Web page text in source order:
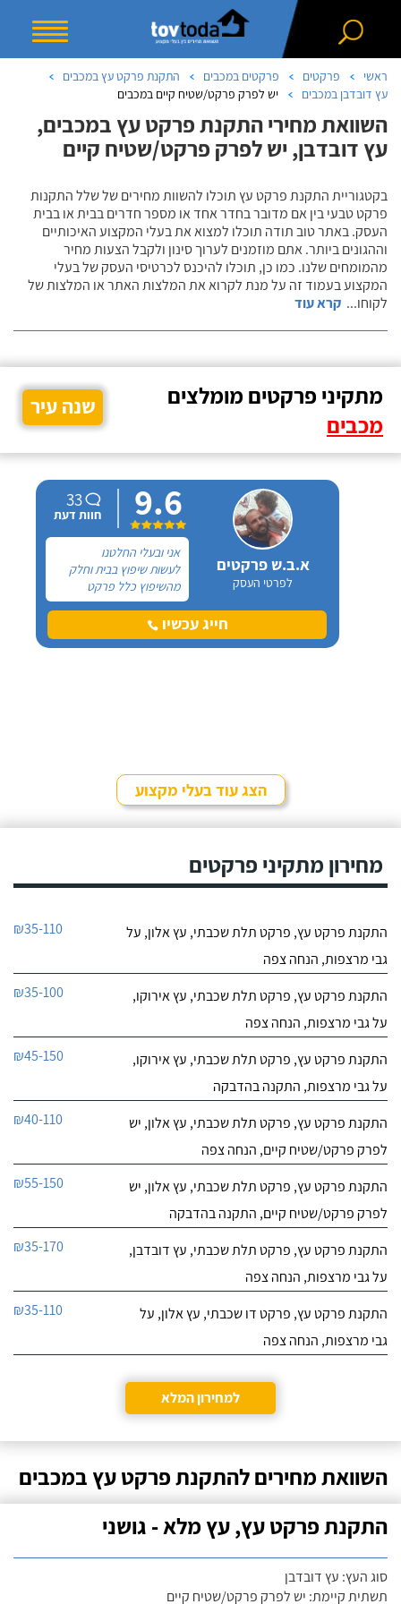
ראשי פרקטים פרקטים במכבים
התקנת פרקט עץ במכבים
עץ דובדבן במכבים
יש לפרק פרקט/שטיח קיים במכבים
השוואת מחירי התקנת פרקט עץ במכבים,
עץ דובדבן, יש לפרק פרקט/שטיח קיים
בקטגוריית התקנת פרקט עץ תוכלו להשוות מחירים של שלל התקנות
פרקט טבעי בין אם מדובר בחדר אחד או מספר חדרים בבית או בבית
העסק. באתר טוב תודה תוכלו למצוא את בעלי המקצוע האיכותיים
וההגונים ביותר. אתם מוזמנים לערוך סינון ולקבל הצעות מחיר
מהמומחים שלנו. כמו כן, תוכלו להיכנס לכרטיסי העסק של בעלי
המקצוע בעמוד זה על מנת לקרוא את המלצות האתר או המלצות של
לקוחו... קרא עוד
מתקיני פרקטים מומלצים
מכבים
שנה עיר
א.ב.ש פרקטים
לפרטי העסק
9.6
33
חוות דעת
אני ובעלי החלטנו
לעשות שיפוץ בבית וחלק
מהשיפוץ כלל פרקט
למינציה שיותקן מעל
הריצוף (הישן) הקיים. קנינו
את הפרקט מחנות חיצונית
חייג עכשיו
הצג עוד בעלי מקצוע
מחירון מתקיני פרקטים
התקנת פרקט עץ, פרקט תלת שכבתי, עץ אלון, על
גבי מרצפות, הנחה צפה
₪35-110
התקנת פרקט עץ, פרקט תלת שכבתי, עץ אירוקו,
על גבי מרצפות, הנחה צפה
₪35-100
התקנת פרקט עץ, פרקט תלת שכבתי, עץ אירוקו,
על גבי מרצפות, התקנה בהדבקה
₪45-150
התקנת פרקט עץ, פרקט תלת שכבתי, עץ אלון, יש
לפרק פרקט/שטיח קיים, הנחה צפה
₪40-110
התקנת פרקט עץ, פרקט תלת שכבתי, עץ אלון, יש
לפרק פרקט/שטיח קיים, התקנה בהדבקה
₪55-150
התקנת פרקט עץ, פרקט תלת שכבתי, עץ דובדבן,
על גבי מרצפות, הנחה צפה
₪35-170
התקנת פרקט עץ, פרקט דו שכבתי, עץ אלון, על
גבי מרצפות, הנחה צפה
₪35-110
למחירון המלא
השוואת מחירים להתקנת פרקט עץ במכבים
התקנת פרקט עץ, עץ מלא - גושני
סוג העץ: עץ דובדבן
תשתית קיימת: יש לפרק פרקט/שטיח קיים